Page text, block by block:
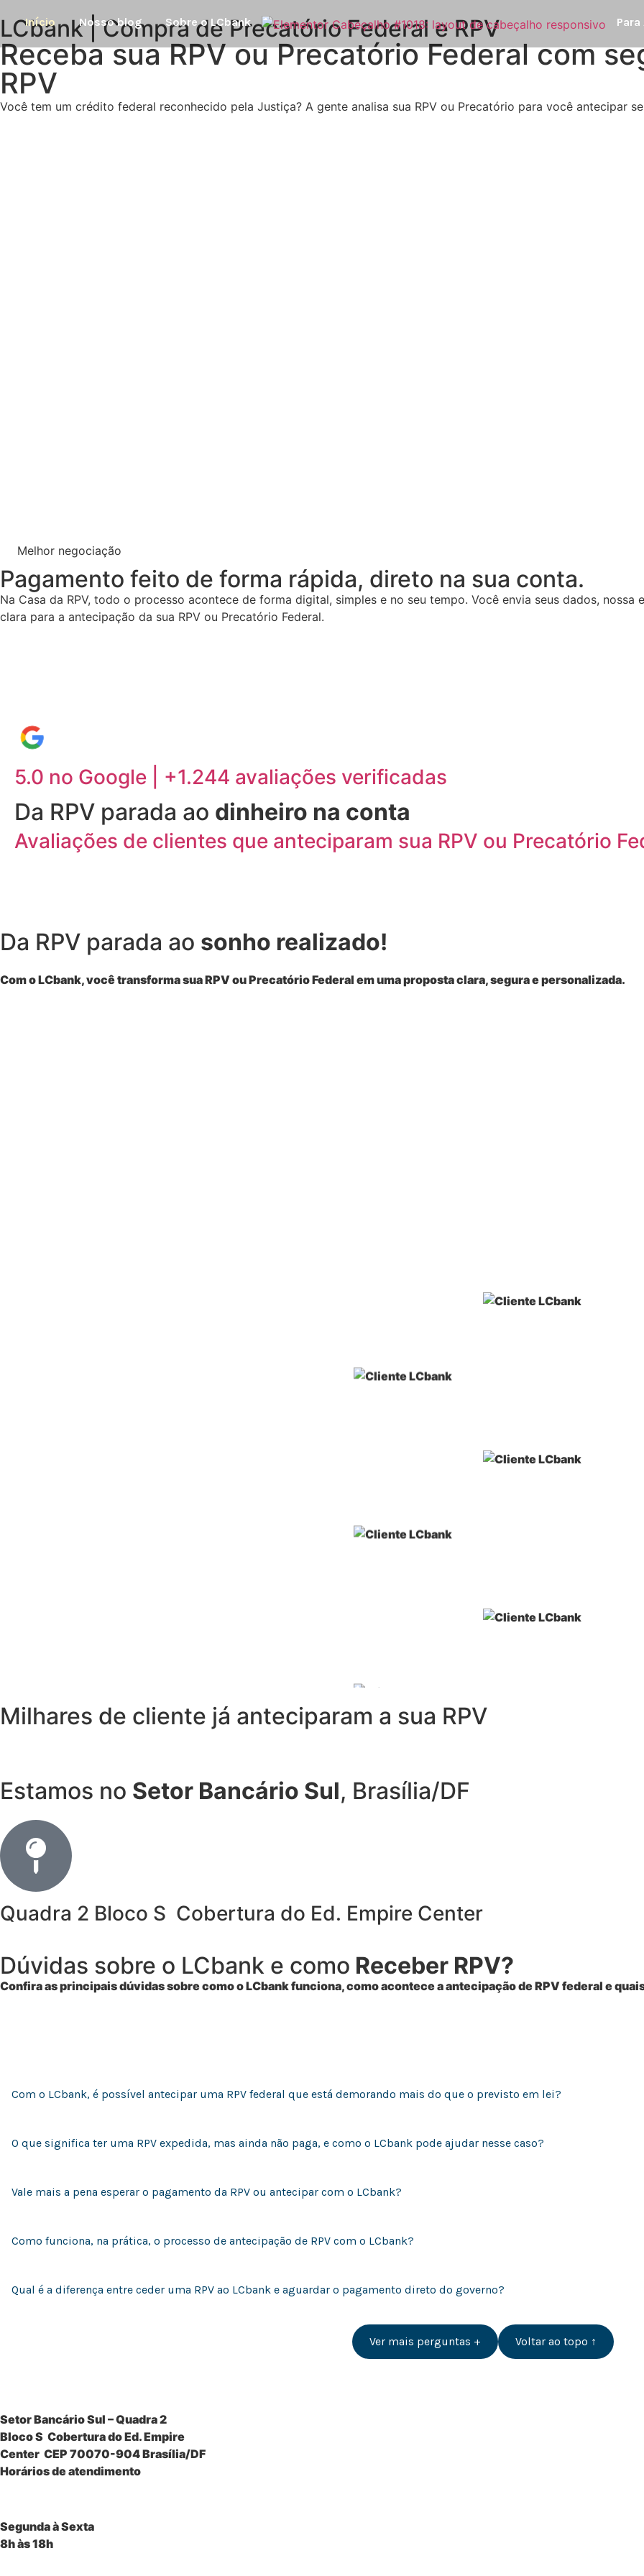
Início Nosso blog Sobre o LCbank
LCbank | Compra de Precatório Federal e RPV
Receba sua RPV ou Precatório Federal com
RPV
Você tem um crédito federal reconhecido pela Justiça? A gente analisa sua RPV ou Precatório para você antecipar
Melhor negociação
Pagamento feito de forma rápida, direto na sua conta.
Na Casa da RPV, todo o processo acontece de forma digital, simples e no seu tempo. Você envia seus dados,
clara para a antecipação da sua RPV ou Precatório Federal.
5.0 no Google | +1.244 avaliações verificadas
Da RPV parada ao dinheiro na conta
Avaliações de clientes que anteciparam sua RPV ou Precatório
Da RPV parada ao sonho realizado!
Com o LCbank, você transforma suaRPV ou Precatório Federal em uma proposta clara, segura e personalizada.
Milhares de cliente já anteciparam a sua RPV
Estamos no Setor Bancário Sul, Brasília/DF
Quadra 2 Bloco S Cobertura do Ed. Empire Center
Dúvidas sobre o LCbank e como Receber RPV?
Confira as principais dúvidas sobre como o LCbank funciona, como acontece a antecipação de RPV federal e
Com o LCbank, é possível antecipar uma RPV federal que está demorando mais do que o previsto em lei?
O que significa ter uma RPV expedida, mas ainda não paga, e como o LCbank pode ajudar nesse caso?
Vale mais a pena esperar o pagamento da RPV ou antecipar com o LCbank?
Como funciona, na prática, o processo de antecipação de RPV com o LCbank?
Qual é a diferença entre ceder uma RPV ao LCbank e aguardar o pagamento direto do governo?
Ver mais perguntas + Voltar ao topo ↑
Setor Bancário Sul – Quadra 2
Bloco S Cobertura do Ed. Empire
Center CEP 70070-904 Brasília/DF
Horários de atendimento
Segunda à Sexta
8h às 18h